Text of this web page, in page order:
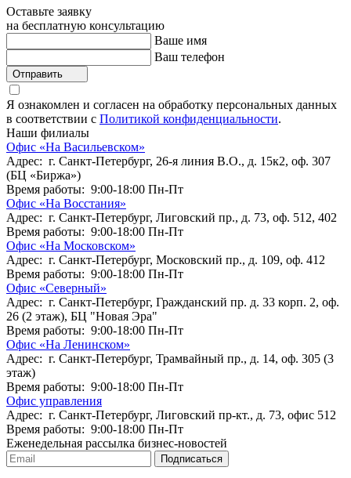
Оставьте заявку
на бесплатную консультацию
Ваше имя
Ваш телефон
Отправить
Я ознакомлен и согласен на обработку персональных данных
в соответствии с Политикой конфиденциальности.
Наши филиалы
Офис «На Васильевском»
Адрес: г. Санкт-Петербург, 26-я линия В.О., д. 15к2, оф. 307
(БЦ «Биржа»)
Время работы: 9:00-18:00 Пн-Пт
Офис «На Восстания»
Адрес: г. Санкт-Петербург, Лиговский пр., д. 73, оф. 512, 402
Время работы: 9:00-18:00 Пн-Пт
Офис «На Московском»
Адрес: г. Санкт-Петербург, Московский пр., д. 109, оф. 412
Время работы: 9:00-18:00 Пн-Пт
Офис «Северный»
Адрес: г. Санкт-Петербург, Гражданский пр. д. 33 корп. 2, оф.
26 (2 этаж), БЦ "Новая Эра"
Время работы: 9:00-18:00 Пн-Пт
Офис «На Ленинском»
Адрес: г. Санкт-Петербург, Трамвайный пр., д. 14, оф. 305 (3
этаж)
Время работы: 9:00-18:00 Пн-Пт
Офис управления
Адрес: г. Санкт-Петербург, Лиговский пр-кт., д. 73, офис 512
Время работы: 9:00-18:00 Пн-Пт
Еженедельная рассылка бизнес-новостей
Подписаться